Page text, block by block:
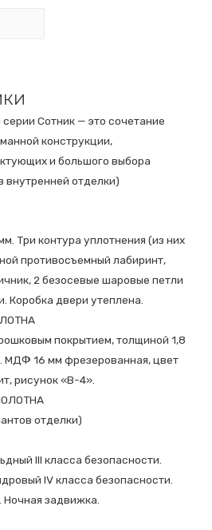
Сотник — это сочетание
конструкции,
и большого выбора
внутренней отделки)
Три контура уплотнения (из них
противосъемный лабиринт,
2 безосевые шаровые петли
Коробка двери утеплена.
покрытием, толщиной 1,8
МДФ 16 мм фрезерованная, цвет
рисунок «В-4».
отделки)
III класса безопасности.
IV класса безопасности.
задвижка.